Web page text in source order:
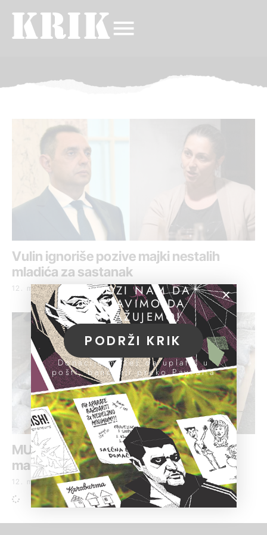
Vulin ignoriše pozive majki nestalih
mladića za sastanak
12. maj 2021.
MUP: Zaplenjeno 26 kilograma
marihuane u Beogradu
12. maj 2021.
POMOZI NAM DA
NASTAVIMO DA
ISTRAŽUJEMO!
PODRŽI KRIK
Donacije možeš da uplatiš u
pošti, banci ili preko PayPal-a